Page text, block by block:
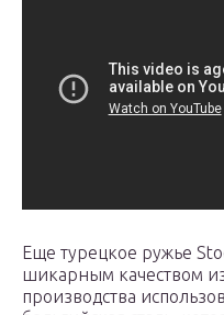
Еще турецкое ружье
шикарным качеством
производства